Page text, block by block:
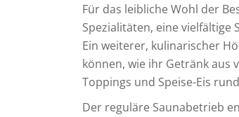
Für das leibliche Wohl der
Spezialitäten, eine vielfältige
Ein weiterer, kulinarischer
können, wie ihr Getränk aus
Toppings und Speise-Eis
Der reguläre Saunabetrieb